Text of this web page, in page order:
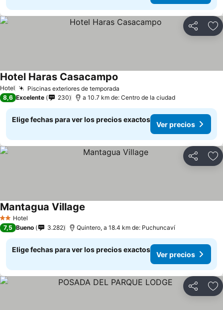
Compartir
Hotel Piscinas exteriores de temporada
Hotel Haras Casacampo
8,6 Excelente 230 a 10.7 km de: Centro de la ciudad
Elige fechas para ver los precios exactos
Ver precios
Compartir
2 Estrellas
Hotel
Mantagua Village
7,5 Bueno 3.282 Quintero, a 18.4 km de: Puchuncaví
Elige fechas para ver los precios exactos
Ver precios
Compartir